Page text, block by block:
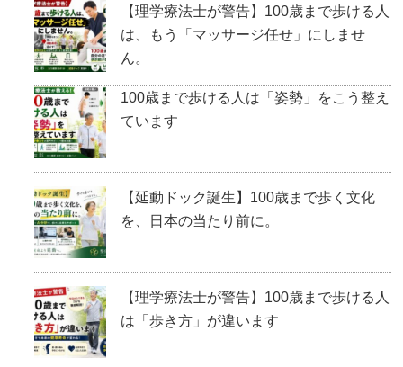
【理学療法士が警告】100歳まで歩ける人
は、もう「マッサージ任せ」にしませ
ん。
100歳まで歩ける人は「姿勢」をこう整え
ています
【延動ドック誕生】100歳まで歩く文化
を、日本の当たり前に。
【理学療法士が警告】100歳まで歩ける人
は「歩き方」が違います